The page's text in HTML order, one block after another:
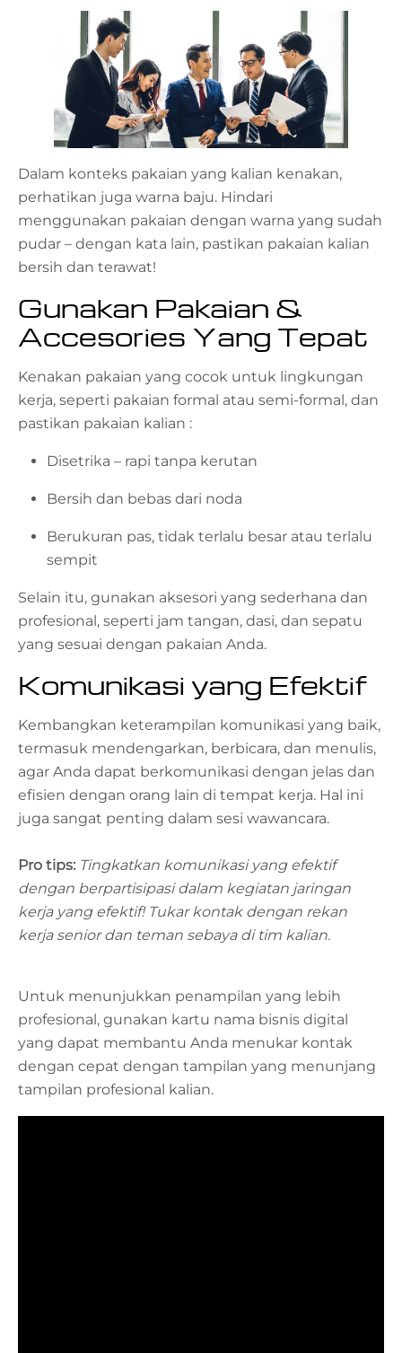
Dalam konteks pakaian yang kalian kenakan,
perhatikan juga warna baju. Hindari
menggunakan pakaian dengan warna yang sudah
pudar – dengan kata lain, pastikan pakaian kalian
bersih dan terawat!
Gunakan Pakaian &
Accesories Yang Tepat
Kenakan pakaian yang cocok untuk lingkungan
kerja, seperti pakaian formal atau semi-formal, dan
pastikan pakaian kalian :
Disetrika – rapi tanpa kerutan
Bersih dan bebas dari noda
Berukuran pas, tidak terlalu besar atau terlalu
sempit
Selain itu, gunakan aksesori yang sederhana dan
profesional, seperti jam tangan, dasi, dan sepatu
yang sesuai dengan pakaian Anda.
Komunikasi yang Efektif
Kembangkan keterampilan komunikasi yang baik,
termasuk mendengarkan, berbicara, dan menulis,
agar Anda dapat berkomunikasi dengan jelas dan
efisien dengan orang lain di tempat kerja. Hal ini
juga sangat penting dalam sesi wawancara.
Pro tips: Tingkatkan komunikasi yang efektif
dengan berpartisipasi dalam kegiatan jaringan
kerja yang efektif! Tukar kontak dengan rekan
kerja senior dan teman sebaya di tim kalian.
Untuk menunjukkan penampilan yang lebih
profesional, gunakan kartu nama bisnis digital
yang dapat membantu Anda menukar kontak
dengan cepat dengan tampilan yang menunjang
tampilan profesional kalian.